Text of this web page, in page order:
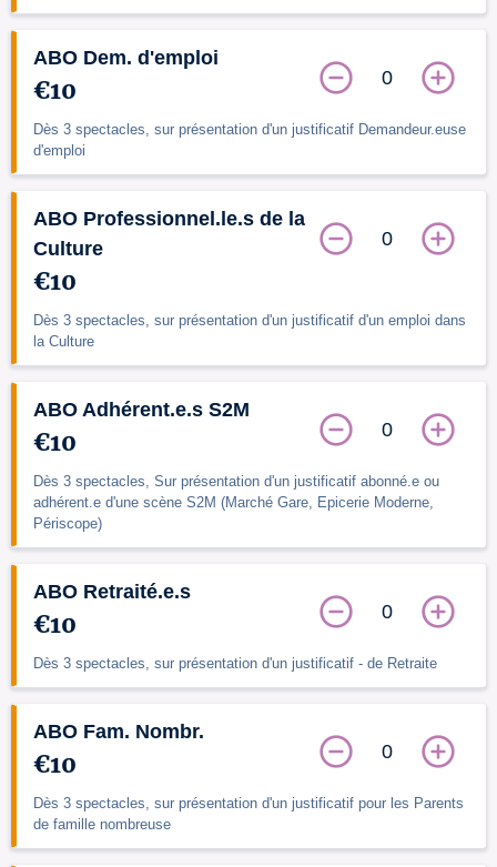
ABO Dem. d'emploi
€10
Dès 3 spectacles, sur présentation d'un justificatif Demandeur.euse
d'emploi
0
ABO Professionnel.le.s de la
Culture
€10
Dès 3 spectacles, sur présentation d'un justificatif d'un emploi dans
la Culture
0
ABO Adhérent.e.s S2M
€10
Dès 3 spectacles, Sur présentation d'un justificatif abonné.e ou
adhérent.e d'une scène S2M (Marché Gare, Epicerie Moderne,
Périscope)
0
ABO Retraité.e.s
€10
Dès 3 spectacles, sur présentation d'un justificatif - de Retraite
0
ABO Fam. Nombr.
€10
Dès 3 spectacles, sur présentation d'un justificatif pour les Parents
de famille nombreuse
0